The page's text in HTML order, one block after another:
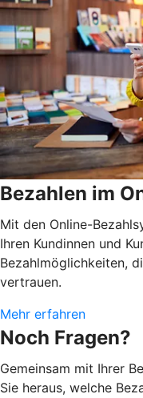
Bezahlen im
Mit den Online-
Ihren Kundinnen und
Bezahlmöglichkeiten,
vertrauen.
Mehr erfahren
Noch Fragen?
Gemeinsam mit Ihrer
Sie heraus, welche